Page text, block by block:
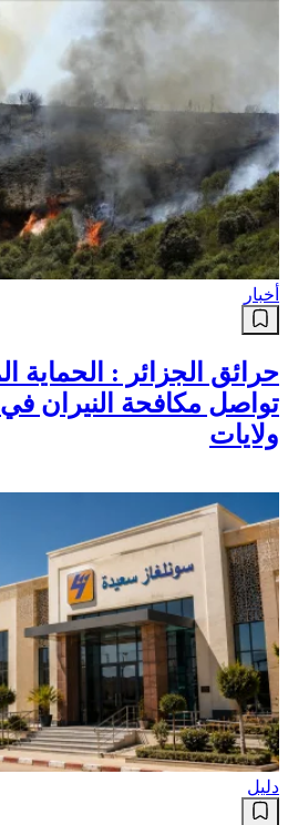
أخبار
حرائق الجزائر : الحماية
تواصل مكافحة النيران
ولايات
دليل